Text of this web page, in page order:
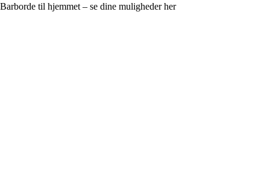
Barborde til hjemmet – se dine muligheder her